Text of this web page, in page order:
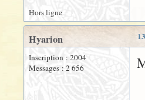
Hors ligne
Hyarion
Inscription : 2004
Messages : 2 656